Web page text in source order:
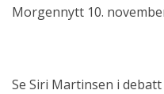
Morgennytt 10.
Se Siri Martinsen i